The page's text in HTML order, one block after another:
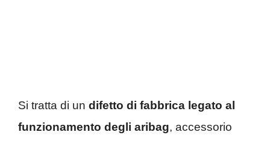
Si tratta di un difetto di fabbrica legato al
funzionamento degli aribag, accessorio